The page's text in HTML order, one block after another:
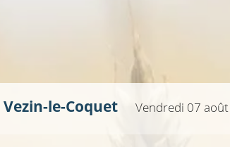
27°C
Vezin-le-Coquet Vendredi 07 août